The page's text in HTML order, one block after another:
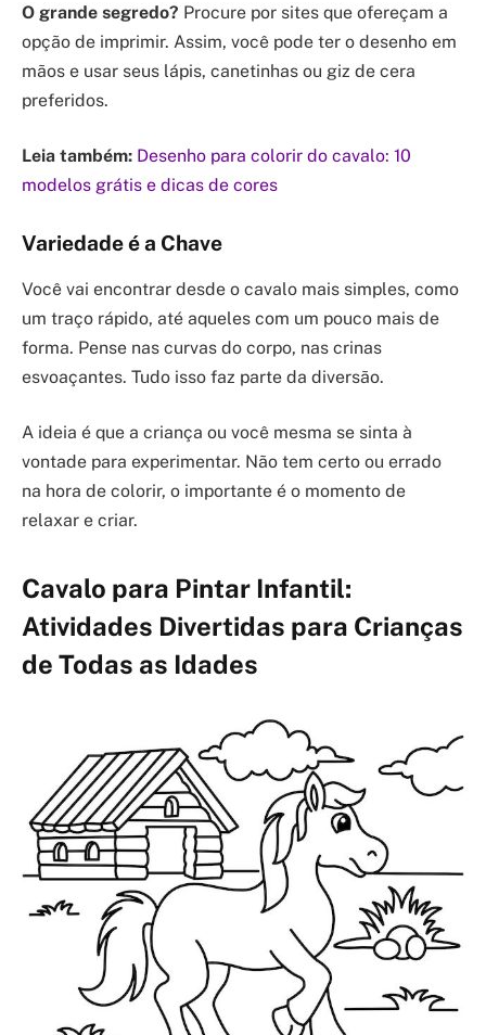
O grande segredo? Procure por sites que ofereçam a
opção de imprimir. Assim, você pode ter o desenho em
mãos e usar seus lápis, canetinhas ou giz de cera
preferidos.
Leia também: Desenho para colorir do cavalo: 10
modelos grátis e dicas de cores
Variedade é a Chave
Você vai encontrar desde o cavalo mais simples, como
um traço rápido, até aqueles com um pouco mais de
forma. Pense nas curvas do corpo, nas crinas
esvoaçantes. Tudo isso faz parte da diversão.
A ideia é que a criança ou você mesma se sinta à
vontade para experimentar. Não tem certo ou errado
na hora de colorir, o importante é o momento de
relaxar e criar.
Cavalo para Pintar Infantil:
Atividades Divertidas para Crianças
de Todas as Idades